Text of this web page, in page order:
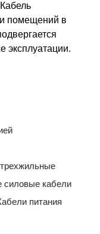
помещений в
эксплуатации.
силовые кабели
питания